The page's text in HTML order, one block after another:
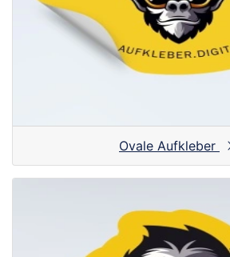
Ovale Aufkleber